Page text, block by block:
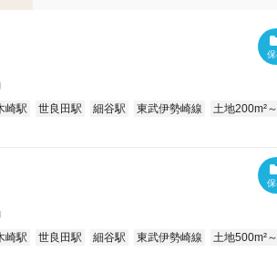
崎駅 世良田駅 細谷駅 東武伊勢崎線
土地200m²～
崎駅 世良田駅 細谷駅 東武伊勢崎線
土地500m²～